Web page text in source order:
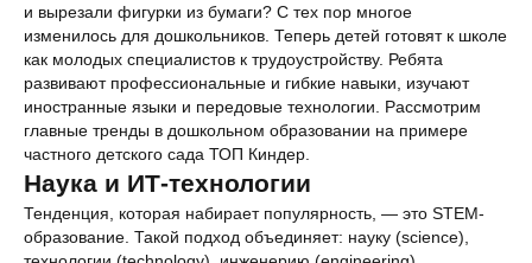
и вырезали фигурки из бумаги? С тех пор многое
изменилось для дошкольников. Теперь детей готовят к школе
как молодых специалистов к трудоустройству. Ребята
развивают профессиональные и гибкие навыки, изучают
иностранные языки и передовые технологии. Рассмотрим
главные тренды в дошкольном образовании на примере
частного детского сада ТОП Киндер.
Наука и ИТ-технологии
Тенденция, которая набирает популярность, — это STEM-
образование. Такой подход объединяет: науку (science),